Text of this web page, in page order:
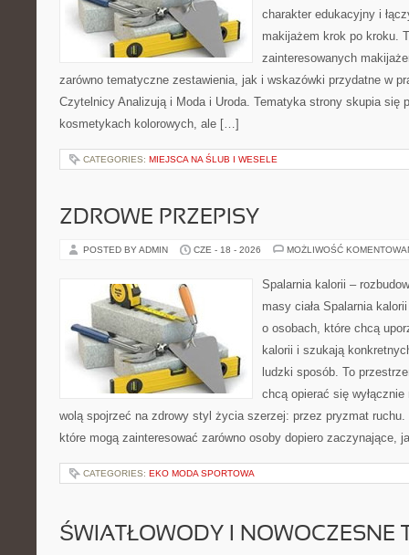
charakter edukacyjny i
makijażem krok po kroku.
zainteresowanych
zarówno tematyczne zestawienia, jak i wskazówki przydatne w
Czytelnicy Analizują i Moda i Uroda. Tematyka strony skupia się
kosmetykach kolorowych, ale […]
CATEGORIES: MIEJSCA NA ŚLUB I WESELE
ZDROWE PRZEPISY
POSTED BY ADMIN CZE - 18 - 2026 MOŻLIWOŚĆ
Spalarnia kalorii –
masy ciała Spalarnia
o osobach, które chcą
kalorii i szukają
ludzki sposób. To
chcą opierać się
wolą spojrzeć na zdrowy styl życia szerzej: przez pryzmat
które mogą zainteresować zarówno osoby dopiero
CATEGORIES: EKO MODA SPORTOWA
ŚWIATŁOWODY I NOWOCZESNE